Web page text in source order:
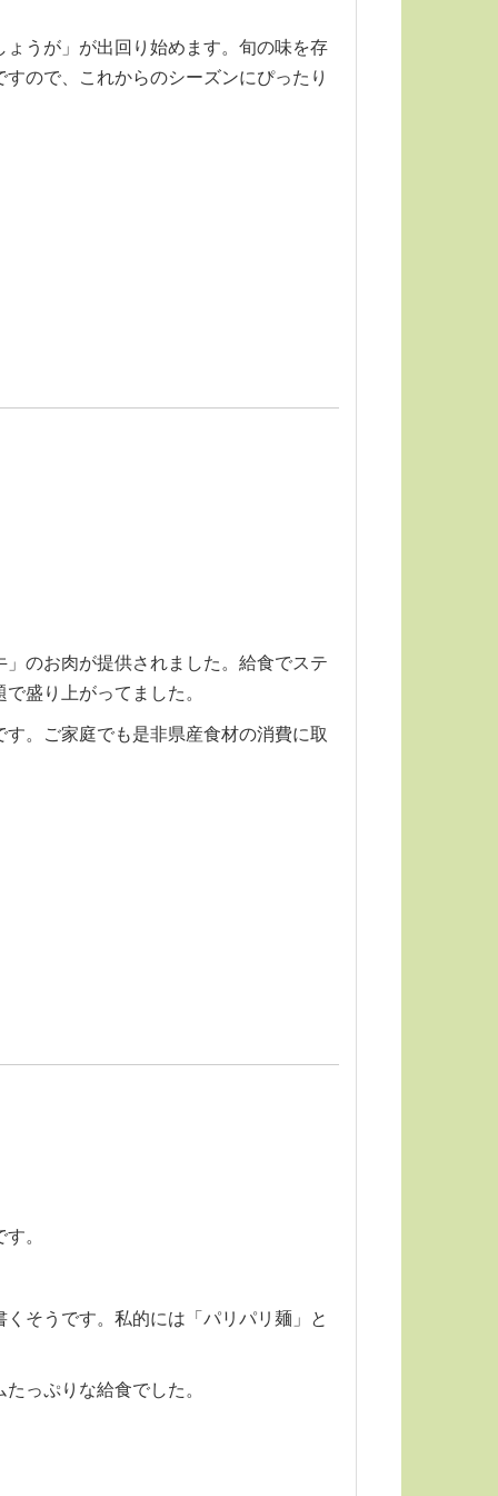
うが」が出回り始めます。旬の味を存
ので、これからのシーズンにぴったり
のお肉が提供されました。給食でステ
盛り上がってました。
。ご家庭でも是非県産食材の消費に取
。
そうです。私的には「パリパリ麺」と
っぷりな給食でした。